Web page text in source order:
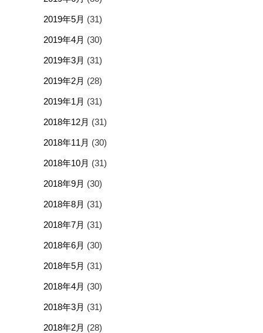
2019年5月 (31)
2019年4月 (30)
2019年3月 (31)
2019年2月 (28)
2019年1月 (31)
2018年12月 (31)
2018年11月 (30)
2018年10月 (31)
2018年9月 (30)
2018年8月 (31)
2018年7月 (31)
2018年6月 (30)
2018年5月 (31)
2018年4月 (30)
2018年3月 (31)
2018年2月 (28)